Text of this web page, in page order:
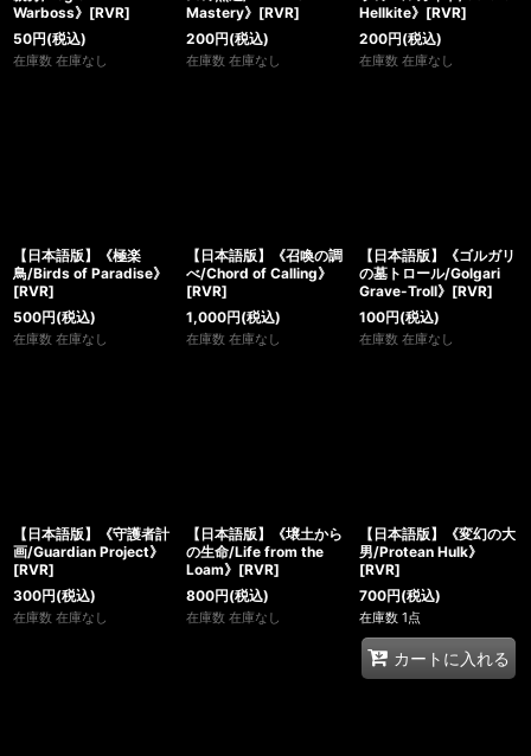
Warboss》[RVR]
50円(税込)
在庫数 在庫なし
Mastery》[RVR]
200円(税込)
在庫数 在庫なし
Hellkite》[RVR]
200円(税込)
在庫数 在庫なし
【日本語版】《極楽
鳥/Birds of Paradise》
[RVR]
500円(税込)
在庫数 在庫なし
【日本語版】《召喚の調
べ/Chord of Calling》
[RVR]
1,000円(税込)
在庫数 在庫なし
【日本語版】《ゴルガリ
の墓トロール/Golgari
Grave-Troll》[RVR]
100円(税込)
在庫数 在庫なし
【日本語版】《守護者計
画/Guardian Project》
[RVR]
300円(税込)
在庫数 在庫なし
【日本語版】《壌土から
の生命/Life from the
Loam》[RVR]
800円(税込)
在庫数 在庫なし
【日本語版】《変幻の大
男/Protean Hulk》
[RVR]
700円(税込)
在庫数 1点
カートに入れる